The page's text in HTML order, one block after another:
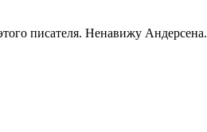
писателя. Ненавижу Андерсена.